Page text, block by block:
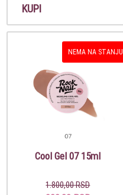
KUPI
NEMA NA STANJU
Cool Gel 07 15ml
1.800,00 RSD